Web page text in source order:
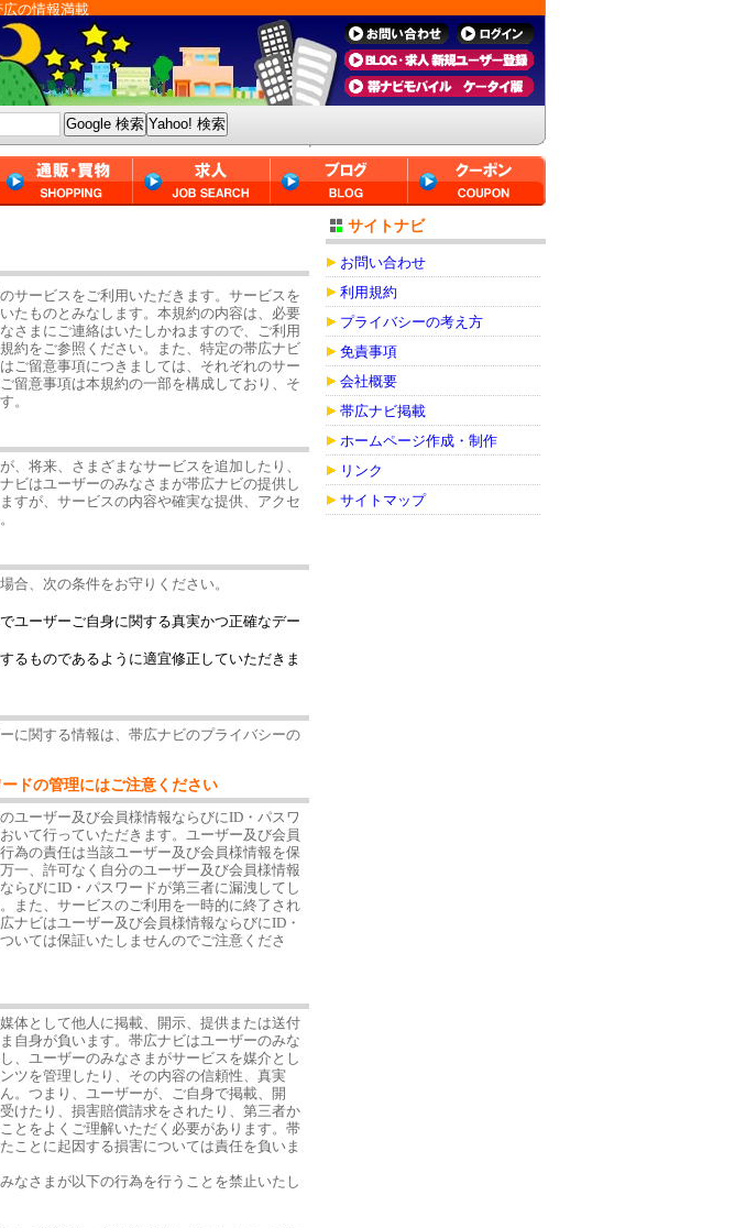
の情報満載
サービスをご利用いただきます。サービスを
たものとみなします。本規約の内容は、必要
さまにご連絡はいたしかねますので、ご利用
約をご参照ください。また、特定の帯広ナビ
ご留意事項につきましては、それぞれのサー
留意事項は本規約の一部を構成しており、そ
。
、将来、さまざまなサービスを追加したり、
ビはユーザーのみなさまが帯広ナビの提供し
すが、サービスの内容や確実な提供、アクセ
合、次の条件をお守りください。
ユーザーご自身に関する真実かつ正確なデー
るものであるように適宜修正していただきま
に関する情報は、帯広ナビのプライバシーの
ドの管理にはご注意ください
ユーザー及び会員様情報ならびにID・パスワ
いて行っていただきます。ユーザー及び会員
為の責任は当該ユーザー及び会員様情報を保
一、許可なく自分のユーザー及び会員様情報
らびにID・パスワードが第三者に漏洩してし
また、サービスのご利用を一時的に終了され
ナビはユーザー及び会員様情報ならびにID・
いては保証いたしませんのでご注意くださ
体として他人に掲載、開示、提供または送付
自身が負います。帯広ナビはユーザーのみな
、ユーザーのみなさまがサービスを媒介とし
ツを管理したり、その内容の信頼性、真実
。つまり、ユーザーが、ご自身で掲載、開
けたり、損害賠償請求をされたり、第三者か
とをよくご理解いただく必要があります。帯
ことに起因する損害については責任を負いま
なさまが以下の行為を行うことを禁止いたし
サイトナビ
お問い合わせ
利用規約
プライバシーの考え方
免責事項
会社概要
帯広ナビ掲載
ホームページ作成・制作
リンク
サイトマップ